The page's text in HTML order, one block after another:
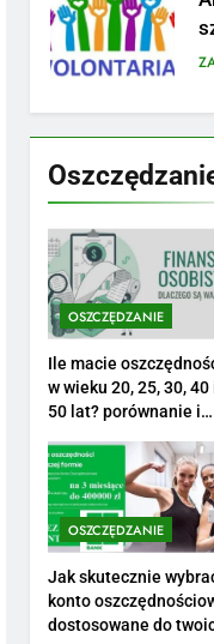
8
1
2
OSZCZĘDZANIE
Ile macie
w wieku 20, 25, 30, 40
50 lat? porównanie i
OSZCZĘDZANIE
Jak skutecznie
konto
dostosowane do